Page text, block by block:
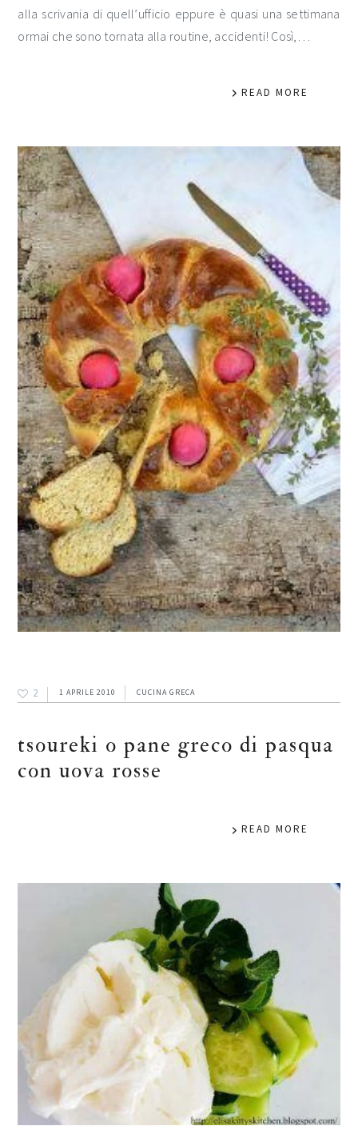
alla scrivania di quell’ufficio eppure è quasi una settimana
ormai che sono tornata alla routine, accidenti! Così,…
READ MORE
2 1 APRILE 2010 CUCINA GRECA
tsoureki o pane greco di pasqua
con uova rosse
READ MORE